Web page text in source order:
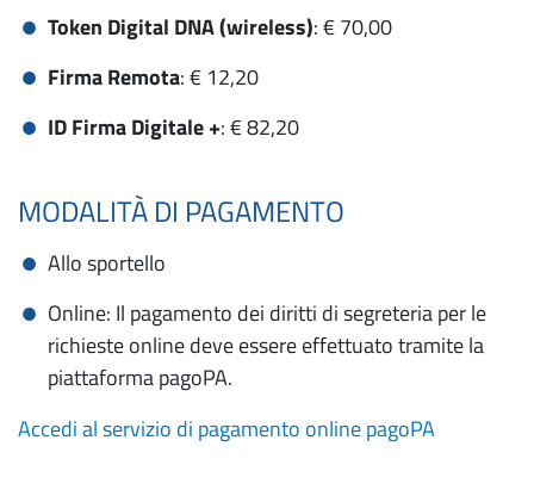
Token Digital DNA (wireless): € 70,00
Firma Remota: € 12,20
ID Firma Digitale +: € 82,20
MODALITÀ DI PAGAMENTO
Allo sportello
Online: Il pagamento dei diritti di segreteria per le
richieste online deve essere effettuato tramite la
piattaforma pagoPA.
Accedi al servizio di pagamento online pagoPA